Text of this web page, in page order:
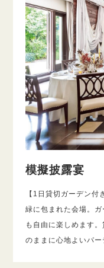
模擬披露宴
【1日貸切ガーデン付
緑に包まれた会場。
も自由に楽しめます
のままに心地よいパー